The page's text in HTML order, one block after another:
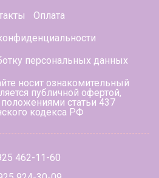
Оплата
персональных данных
носит ознакомительный
публичной офертой,
статьи 437
кодекса РФ
462-11-60